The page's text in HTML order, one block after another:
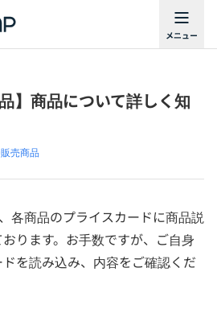
】商品について詳しく知
売商品
各商品のプライスカードに商品説
ります。お手数ですが、ご自身
を読み込み、内容をご確認くだ